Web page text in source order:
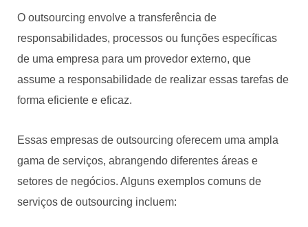
O outsourcing envolve a transferência de
responsabilidades, processos ou funções específicas
de uma empresa para um provedor externo, que
assume a responsabilidade de realizar essas tarefas de
forma eficiente e eficaz.
Essas empresas de outsourcing oferecem uma ampla
gama de serviços, abrangendo diferentes áreas e
setores de negócios. Alguns exemplos comuns de
serviços de outsourcing incluem: